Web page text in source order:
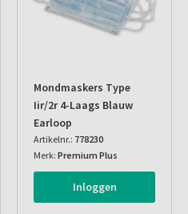
Mondmaskers Type
Iir/2r 4-Laags Blauw
Earloop
Artikelnr.: 778230
Merk: Premium Plus
Inloggen